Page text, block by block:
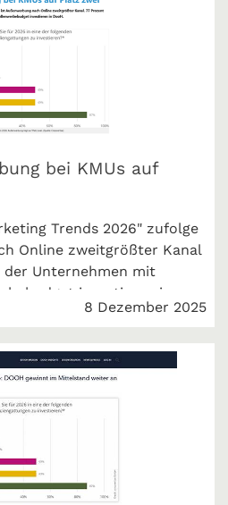
bei KMUs auf
Trends 2026" zufolge
Online zweitgrößter Kanal
der Unternehmen mit
investieren in
8 Dezember 2025